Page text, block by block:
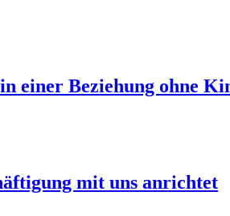
einer Beziehung ohne
mit uns anrichtet